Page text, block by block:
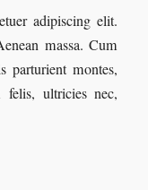
adipiscing elit.
massa. Cum
parturient montes,
felis, ultricies nec,